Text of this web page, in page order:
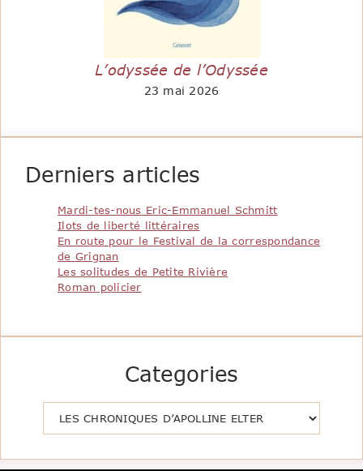
L’odyssée de l’Odyssée
23 mai 2026
Derniers articles
Mardi-tes-nous Eric-Emmanuel Schmitt
Ilots de liberté littéraires
En route pour le Festival de la correspondance
de Grignan
Les solitudes de Petite Rivière
Roman policier
Categories